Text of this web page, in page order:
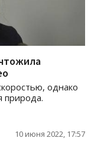
однако
природа.
10 июня 2022, 17:57